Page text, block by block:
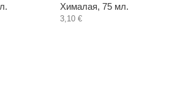
Хималая, 75 мл.
3,10 €